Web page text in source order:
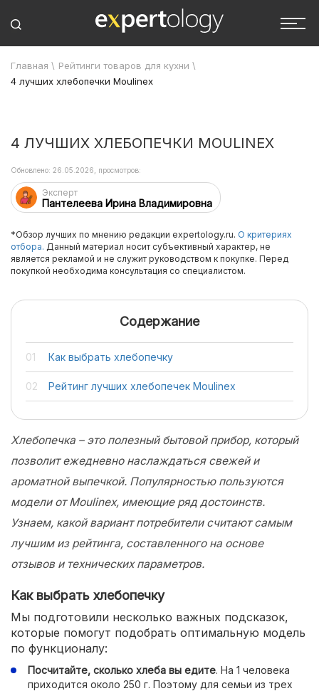
Главная \ Рейтинги товаров для кухни \
4 лучших хлебопечки Moulinex
4 ЛУЧШИХ ХЛЕБОПЕЧКИ MOULINEX
Эксперт
Пантелеева Ирина Владимировна
Обновлено: 26.05.2026, просмотров:
*Обзор лучших по мнению редакции expertology.ru. О критериях
отбора. Данный материал носит субъективный характер, не
является рекламой и не служит руководством к покупке. Перед
покупкой необходима консультация со специалистом.
Содержание
Как выбрать хлебопечку
Рейтинг лучших хлебопечек Moulinex
Хлебопечка – это полезный бытовой прибор, который
позволит ежедневно наслаждаться свежей и
ароматной выпечкой. Популярностью пользуются
модели от Moulinex, имеющие ряд достоинств.
Узнаем, какой вариант потребители считают самым
лучшим из рейтинга, составленного на основе
отзывов и технических параметров.
Как выбрать хлебопечку
Мы подготовили несколько важных подсказок,
которые помогут подобрать оптимальную модель
по функционалу:
Посчитайте, сколько хлеба вы едите. На 1 человека
приходится около 250 г. Поэтому для семьи из трех